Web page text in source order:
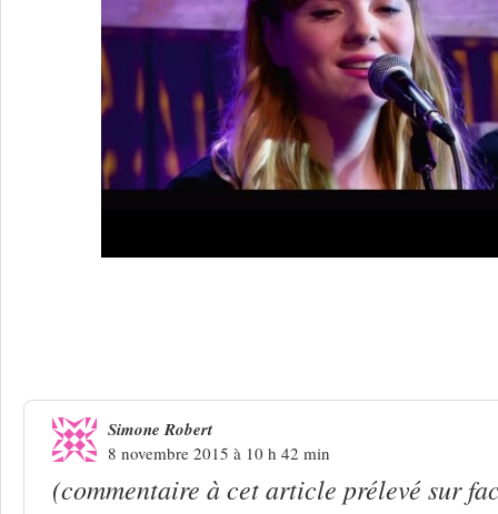
Simone Robert
8 novembre 2015 à 10 h 42 min
(commentaire à cet article prélevé sur